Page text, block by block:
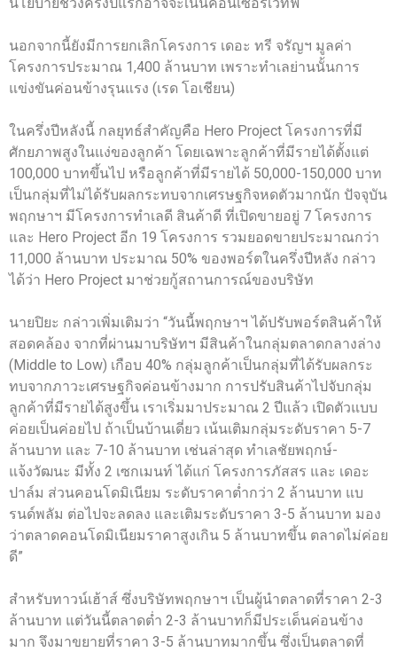
นอกจากนี้ยังมีการยกเลิกโครงการ เดอะ ทรี จรัญฯ มูลค่า
โครงการประมาณ 1,400 ล้านบาท เพราะทำเลย่านนั้นการ
แข่งขันค่อนข้างรุนแรง (เรด โอเชียน)
ในครึ่งปีหลังนี้ กลยุทธ์สำคัญคือ Hero Project โครงการที่มี
ศักยภาพสูงในแง่ของลูกค้า โดยเฉพาะลูกค้าที่มีรายได้ตั้งแต่
100,000 บาทขึ้นไป หรือลูกค้าที่มีรายได้ 50,000-150,000 บาท
เป็นกลุ่มที่ไม่ได้รับผลกระทบจากเศรษฐกิจหดตัวมากนัก ปัจจุบัน
พฤกษาฯ มีโครงการทำเลดี สินค้าดี ที่เปิดขายอยู่ 7 โครงการ
และ Hero Project อีก 19 โครงการ รวมยอดขายประมาณกว่า
11,000 ล้านบาท ประมาณ 50% ของพอร์ตในครึ่งปีหลัง กล่าว
ได้ว่า Hero Project มาช่วยกู้สถานการณ์ของบริษัท
นายปิยะ กล่าวเพิ่มเติมว่า “วันนี้พฤกษาฯ ได้ปรับพอร์ตสินค้าให้
สอดคล้อง จากที่ผ่านมาบริษัทฯ มีสินค้าในกลุ่มตลาดกลางล่าง
(Middle to Low) เกือบ 40% กลุ่มลูกค้าเป็นกลุ่มที่ได้รับผลกระ
ทบจากภาวะเศรษฐกิจค่อนข้างมาก การปรับสินค้าไปจับกลุ่ม
ลูกค้าที่มีรายได้สูงขึ้น เราเริ่มมาประมาณ 2 ปีแล้ว เปิดตัวแบบ
ค่อยเป็นค่อยไป ถ้าเป็นบ้านเดี่ยว เน้นเติมกลุ่มระดับราคา 5-7
ล้านบาท และ 7-10 ล้านบาท เช่นล่าสุด ทำเลชัยพฤกษ์-
แจ้งวัฒนะ มีทั้ง 2 เซกเมนท์ ได้แก่ โครงการภัสสร และ เดอะ
ปาล์ม ส่วนคอนโดมิเนียม ระดับราคาต่ำกว่า 2 ล้านบาท แบ
รนด์พลัม ต่อไปจะลดลง และเติมระดับราคา 3-5 ล้านบาท มอง
ว่าตลาดคอนโดมิเนียมราคาสูงเกิน 5 ล้านบาทขึ้น ตลาดไม่ค่อย
ดี”
สำหรับทาวน์เฮ้าส์ ซึ่งบริษัทพฤกษาฯ เป็นผู้นำตลาดที่ราคา 2-3
ล้านบาท แต่วันนี้ตลาดต่ำ 2-3 ล้านบาทก็มีประเด็นค่อนข้าง
มาก จึงมาขยายที่ราคา 3-5 ล้านบาทมากขึ้น ซึ่งเป็นตลาดที่